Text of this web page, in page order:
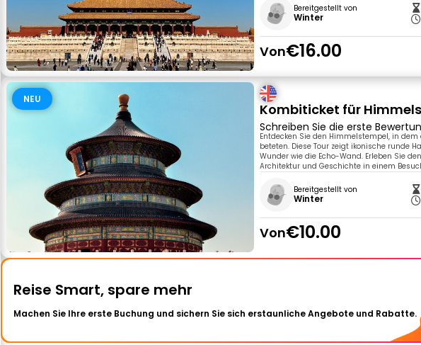
Bereitgestellt von
Winter
Von€16.00
NEU
Kombiticket für
Schreiben Sie die erste
Entdecken Sie den Himmelstempel, in
beteten. Diese Tour zeigt ikonische runde
Wunder wie die Echo-Wand. Erleben Sie
Architektur und Geschichte in einem
Bereitgestellt von
Winter
Von€10.00
Reise Smart, spare mehr
Machen Sie Ihre erste Buchung und sichern Sie sich erstaunliche Angebote und Rabatte.